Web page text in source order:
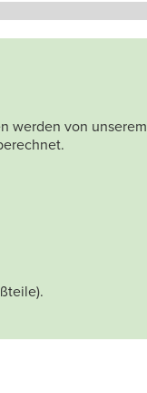
werden von unserem